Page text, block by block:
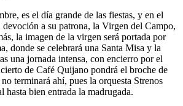
es el día grande de las fiestas, y en el
a su patrona, la Virgen del Campo,
la imagen de la virgen será portada por
donde se celebrará una Santa Misa y la
una jornada intensa, con encierro por el
de Café Quijano pondrá el broche de
terminará ahí, pues la orquesta Strenos
hasta bien entrada la madrugada.